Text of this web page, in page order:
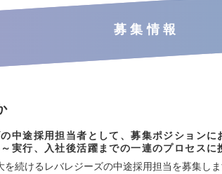
募集情報
中途採用担当者として、募集ポジション
実行、入社後活躍までの一連のプロセスに
を続けるレバレジーズの中途採用担当を募集しま